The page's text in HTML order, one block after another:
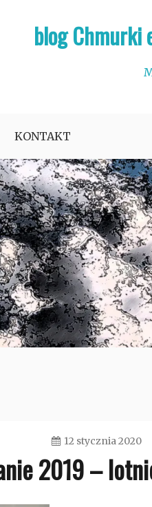
blog Chmurki
KONTAKT
12 stycznia 2020
2019 –